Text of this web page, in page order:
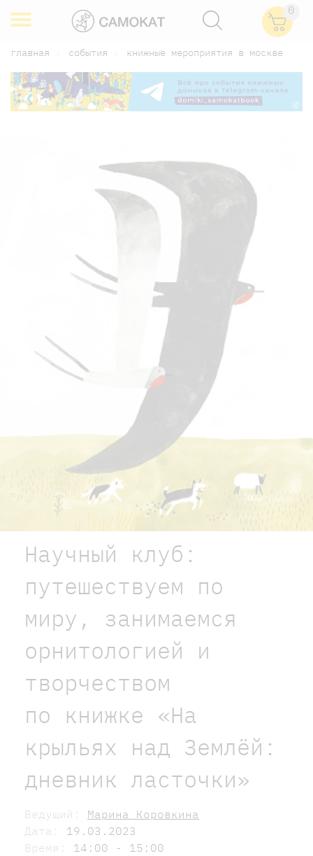
0
главная события книжные мероприятия в москве
Научный клуб:
путешествуем по
миру, занимаемся
орнитологией и
творчеством
по книжке «На
крыльях над Землёй:
дневник ласточки»
Ведущий: Марина Коровкина
Дата: 19.03.2023
Время: 14:00 - 15:00